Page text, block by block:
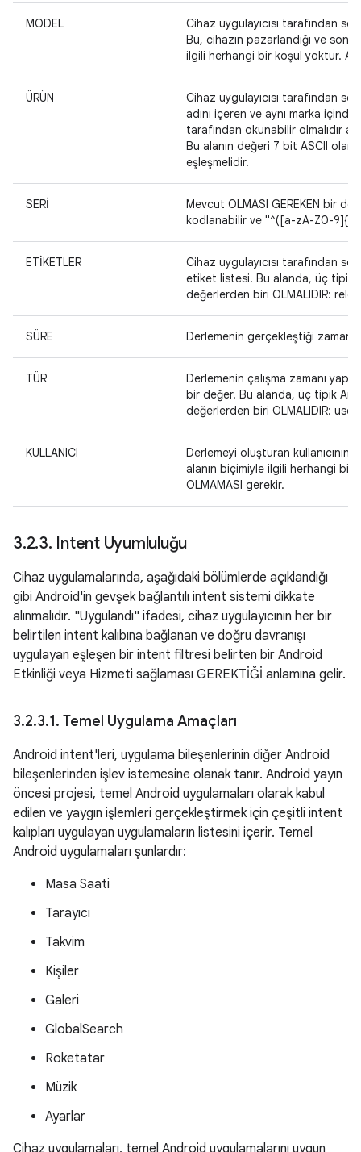
MODEL
Cihaz uygulayıcısı tarafından
Bu, cihazın pazarlandığı ve son
ilgili herhangi bir koşul yoktur.
ÜRÜN
Cihaz uygulayıcısı tarafından
adını içeren ve aynı marka
tarafından okunabilir olmalıdır
Bu alanın değeri 7 bit ASCII
eşleşmelidir.
SERİ
Mevcut OLMASI GEREKEN bir
kodlanabilir ve "^([a-zA-Z0-
ETİKETLER
Cihaz uygulayıcısı tarafından
etiket listesi. Bu alanda, üç tipik
değerlerden biri OLMALIDIR:
SÜRE Derlemenin gerçekleştiği
TÜR
Derlemenin çalışma zamanı
bir değer. Bu alanda, üç tipik
değerlerden biri OLMALIDIR:
KULLANICI
Derlemeyi oluşturan kullanıcının
alanın biçimiyle ilgili herhangi
OLMAMASI gerekir.
3.2.3. Intent Uyumluluğu
Cihaz uygulamalarında, aşağıdaki bölümlerde açıklandığı
gibi Android'in gevşek bağlantılı intent sistemi dikkate
alınmalıdır. "Uygulandı" ifadesi, cihaz uygulayıcının her bir
belirtilen intent kalıbına bağlanan ve doğru davranışı
uygulayan eşleşen bir intent filtresi belirten bir Android
Etkinliği veya Hizmeti sağlaması GEREKTİĞİ anlamına gelir.
3.2.3.1. Temel Uygulama Amaçları
Android intent'leri, uygulama bileşenlerinin diğer Android
bileşenlerinden işlev istemesine olanak tanır. Android yayın
öncesi projesi, temel Android uygulamaları olarak kabul
edilen ve yaygın işlemleri gerçekleştirmek için çeşitli intent
kalıpları uygulayan uygulamaların listesini içerir. Temel
Android uygulamaları şunlardır:
Masa Saati
Tarayıcı
Takvim
Kişiler
Galeri
GlobalSearch
Roketatar
Müzik
Ayarlar
Cihaz uygulamaları, temel Android uygulamalarını uygun